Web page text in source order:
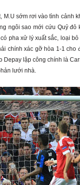
M.U sớm rơi vào tình cảnh
ngôi sao mới cứu Quỷ đỏ
pha xử lý xuất sắc, loại bỏ
chính xác gỡ hòa 1-1 cho
Depay lập công chính là
lưới nhà.